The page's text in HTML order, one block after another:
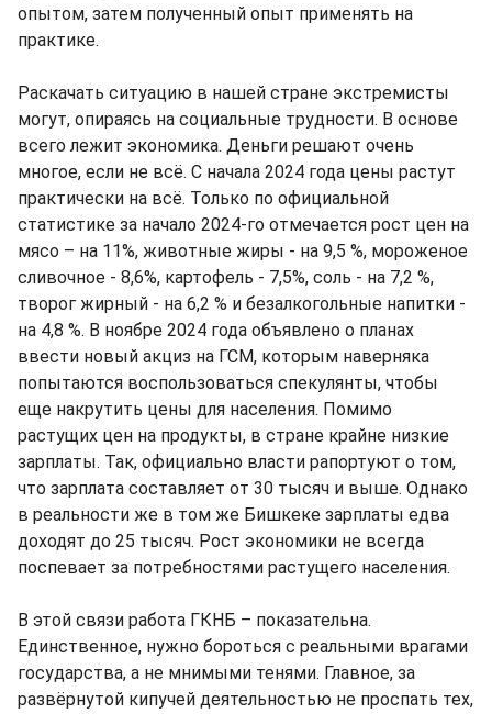
опытом, затем полученный опыт применять на
практике.
Раскачать ситуацию в нашей стране экстремисты
могут, опираясь на социальные трудности. В основе
всего лежит экономика. Деньги решают очень
многое, если не всё. С начала 2024 года цены растут
практически на всё. Только по официальной
статистике за начало 2024-го отмечается рост цен на
мясо – на 11%, животные жиры - на 9,5 %, мороженое
сливочное - 8,6%, картофель - 7,5%, соль - на 7,2 %,
творог жирный - на 6,2 % и безалкогольные напитки -
на 4,8 %. В ноябре 2024 года объявлено о планах
ввести новый акциз на ГСМ, которым наверняка
попытаются воспользоваться спекулянты, чтобы
еще накрутить цены для населения. Помимо
растущих цен на продукты, в стране крайне низкие
зарплаты. Так, официально власти рапортуют о том,
что зарплата составляет от 30 тысяч и выше. Однако
в реальности же в том же Бишкеке зарплаты едва
доходят до 25 тысяч. Рост экономики не всегда
поспевает за потребностями растущего населения.
В этой связи работа ГКНБ – показательна.
Единственное, нужно бороться с реальными врагами
государства, а не мнимыми тенями. Главное, за
развёрнутой кипучей деятельностью не проспать тех,